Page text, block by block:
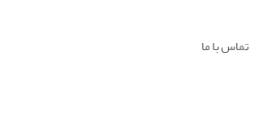
تماس با ما